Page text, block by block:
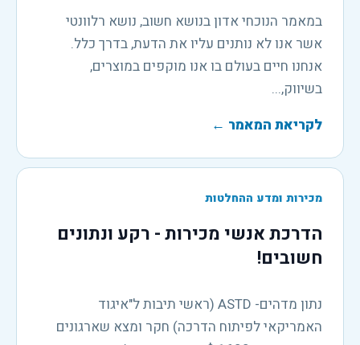
במאמר הנוכחי אדון בנושא חשוב, נושא רלוונטי
אשר אנו לא נותנים עליו את הדעת, בדרך כלל.
אנחנו חיים בעולם בו אנו מוקפים במוצרים,
בשיווק,...
לקריאת המאמר ←
מכירות ומדע ההחלטות
הדרכת אנשי מכירות - רקע ונתונים
חשובים!
נתון מדהים- ASTD (ראשי תיבות ל"איגוד
האמריקאי לפיתוח הדרכה) חקר ומצא שארגונים